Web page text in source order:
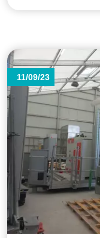
11/09/23